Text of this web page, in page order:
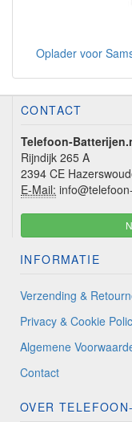
Oplader voor
CONTACT
Telefoon-
Rijndijk 265 A
2394 CE
E-Mail:
INFORMATIE
Verzending &
Privacy & Cookie
Algemene
Contact
OVER